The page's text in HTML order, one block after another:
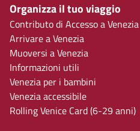
Organizza il tuo viaggio
Contributo di Accesso a Venezia
Arrivare a Venezia
Muoversi a Venezia
Informazioni utili
Venezia per i bambini
Venezia accessibile
Rolling Venice Card (6-29 anni)